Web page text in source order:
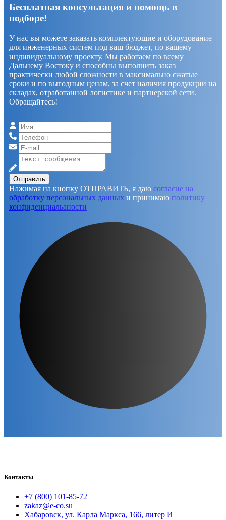
Бесплатная консультация и помощь в
подборе!
У нас вы можете заказать комплектующие и оборудование
для инженерных систем под ваш бюджет, по вашему
индивидуальному проекту. Мы работаем по всему
Дальнему Востоку и способны выполнить заказ
практически любой сложности в максимально сжатые
сроки и по выгодным ценам, за счет наличия продукции на
складах, отработанной логистике и партнерской сети.
Обращайтесь!
Отправить
Нажимая на кнопку ОТПРАВИТЬ, я даю согласие на
обработку персональных данных и принимаю политику
конфиденциальаности
Контакты
+7 (800) 101-85-72
zakaz@e-co.su
Хабаровск, ул. Карла Маркса, 166, литер И